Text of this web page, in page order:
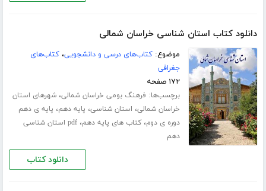
دانلود کتاب استان شناسی خراسان شمالی
موضوع:کتاب‌های درسی و دانشجویی،کتاب‌های
جغرافی
۱۷۲ صفحه
برچسب‌ها: فرهنگ بومی خراسان شمالی،شهرهای استان
خراسان شمالی، استان شناسی، پایه دهم، پایه ی دهم
دوره ی دوم،کتاب های پایه دهم،
pdf استان شناسی
دهم
دانلود کتاب